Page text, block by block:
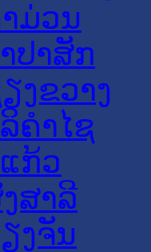
ມ່ວນ
ປາສັກ
ງຂວາງ
ຄໍາໄຊ
ກ້ວ
ສາລີ
ງຈັນ